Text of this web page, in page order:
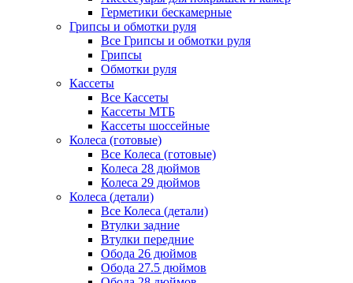
Герметики бескамерные
Грипсы и обмотки руля
Все Грипсы и обмотки руля
Грипсы
Обмотки руля
Кассеты
Все Кассеты
Кассеты МТБ
Кассеты шоссейные
Колеса (готовые)
Все Колеса (готовые)
Колеса 28 дюймов
Колеса 29 дюймов
Колеса (детали)
Все Колеса (детали)
Втулки задние
Втулки передние
Обода 26 дюймов
Обода 27.5 дюймов